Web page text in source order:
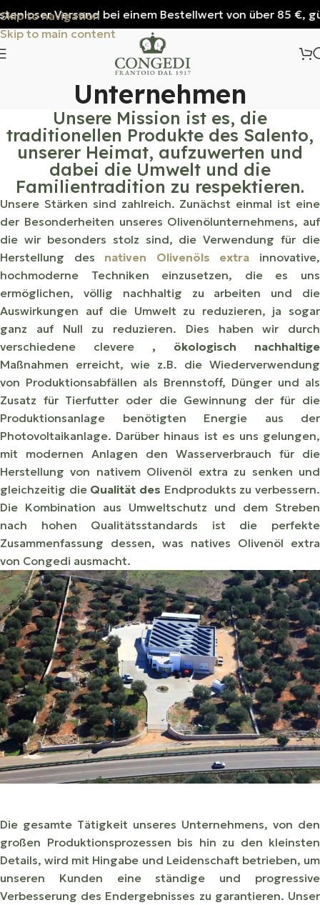
Skip to navigation
Skip to main content
Versand bei einem Bestellwert von über 85 €,
Unternehmen
Unsere Mission ist es, die
traditionellen Produkte des Salento,
unserer Heimat, aufzuwerten und
dabei die Umwelt und die
Familientradition zu respektieren.
Unsere Stärken sind zahlreich. Zunächst einmal ist eine
der Besonderheiten unseres Olivenölunternehmens, auf
die wir besonders stolz sind, die Verwendung für die
Herstellung des nativen Olivenöls extra
innovative,
hochmoderne Techniken einzusetzen, die es uns
ermöglichen, völlig nachhaltig zu arbeiten und die
Auswirkungen auf die Umwelt zu reduzieren, ja sogar
ganz auf Null zu reduzieren. Dies haben wir durch
verschiedene clevere , ökologisch nachhaltige
Maßnahmen erreicht, wie z.B. die Wiederverwendung
von Produktionsabfällen als Brennstoff, Dünger und als
Zusatz für Tierfutter oder die Gewinnung der für die
Produktionsanlage benötigten Energie aus der
Photovoltaikanlage. Darüber hinaus ist es uns gelungen,
mit modernen Anlagen den Wasserverbrauch für die
Herstellung von nativem Olivenöl extra zu senken und
gleichzeitig die Qualität des Endprodukts zu verbessern.
Die Kombination aus Umweltschutz und dem Streben
nach hohen Qualitätsstandards ist die perfekte
Zusammenfassung dessen, was natives Olivenöl extra
von Congedi ausmacht.
Die gesamte Tätigkeit unseres Unternehmens, von den
großen Produktionsprozessen bis hin zu den kleinsten
Details, wird mit Hingabe und Leidenschaft betrieben, um
unseren Kunden eine ständige und progressive
Verbesserung des Endergebnisses zu garantieren. Unser